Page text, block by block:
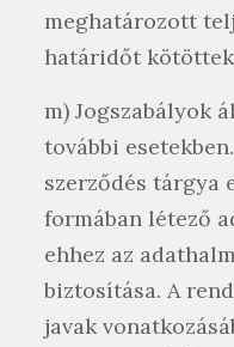
meghatározott
határidőt
m) Jogszabályok
további
szerződés tárgya
formában létező
ehhez az
biztosítása. A
javak